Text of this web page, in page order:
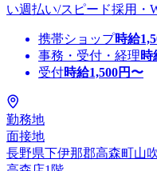
い週払い/スピード採用
携帯ショップ時給
事務・受付・経理時
受付時給1,500円〜
勤務地
面接地
長野県下伊那郡高森町山